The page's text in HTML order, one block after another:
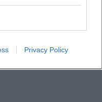
Privacy Policy
draußen statt